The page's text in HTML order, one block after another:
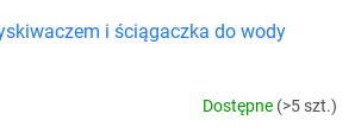
i ściągaczka do wody
Dostępne (>5 szt.)